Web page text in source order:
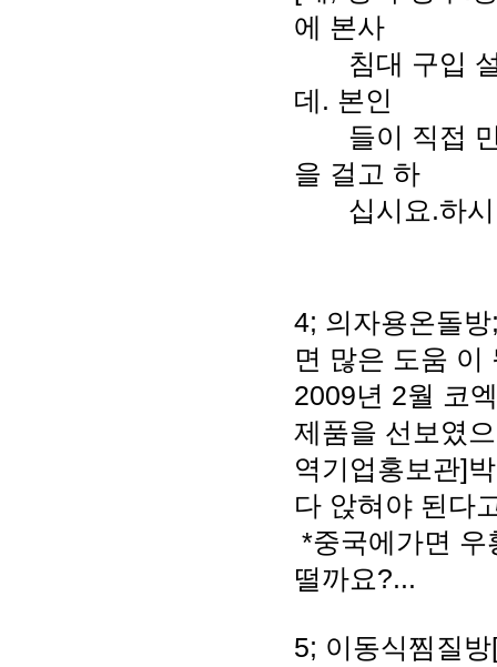
에 본사
침대 구입 설
데. 본인
들이 직접 만
을 걸고 하
십시요.하시
4; 의자용온돌
면 많은 도움 이
2009년 2월 코
제품을 선보였
역기업홍보관]
다 앉혀야 된다
*중국에가면 우
떨까요?...
5; 이동식찜질